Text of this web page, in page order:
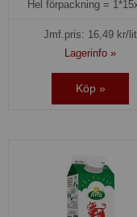
Hel förpackning =
Jmf.pris: 16,49 kr/lit
Lagerinfo »
Köp »